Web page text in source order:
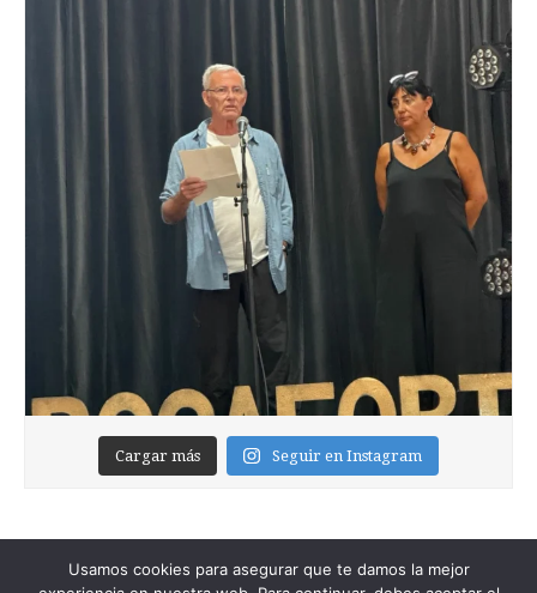
Cargar más Seguir en Instagram
Usamos cookies para asegurar que te damos la mejor